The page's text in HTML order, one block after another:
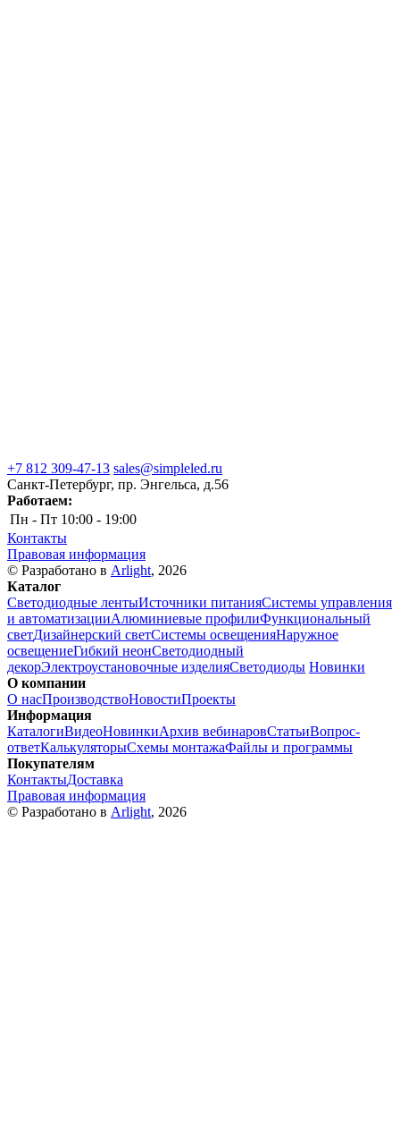
+7 812 309-47-13 sales@simpleled.ru
Санкт-Петербург, пр. Энгельса, д.56
Работаем:
Пн - Пт 10:00 - 19:00
Контакты
Правовая информация
© Разработано в Arlight, 2026
Каталог
Светодиодные лентыИсточники питанияСистемы управления
и автоматизацииАлюминиевые профилиФункциональный
светДизайнерский светСистемы освещенияНаружное
освещениеГибкий неонСветодиодный
декорЭлектроустановочные изделияСветодиоды Новинки
О компании
О насПроизводствоНовостиПроекты
Информация
КаталогиВидеоНовинкиАрхив вебинаровСтатьиВопрос-
ответКалькуляторыСхемы монтажаФайлы и программы
Покупателям
КонтактыДоставка
Правовая информация
© Разработано в Arlight, 2026